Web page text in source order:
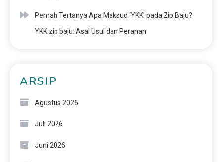
Pernah Tertanya Apa Maksud ‘YKK’ pada Zip Baju?
YKK zip baju: Asal Usul dan Peranan
ARSIP
Agustus 2026
Juli 2026
Juni 2026